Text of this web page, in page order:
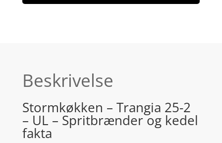
Beskrivelse
Stormkøkken – Trangia 25-2
– UL – Spritbrænder og kedel
fakta